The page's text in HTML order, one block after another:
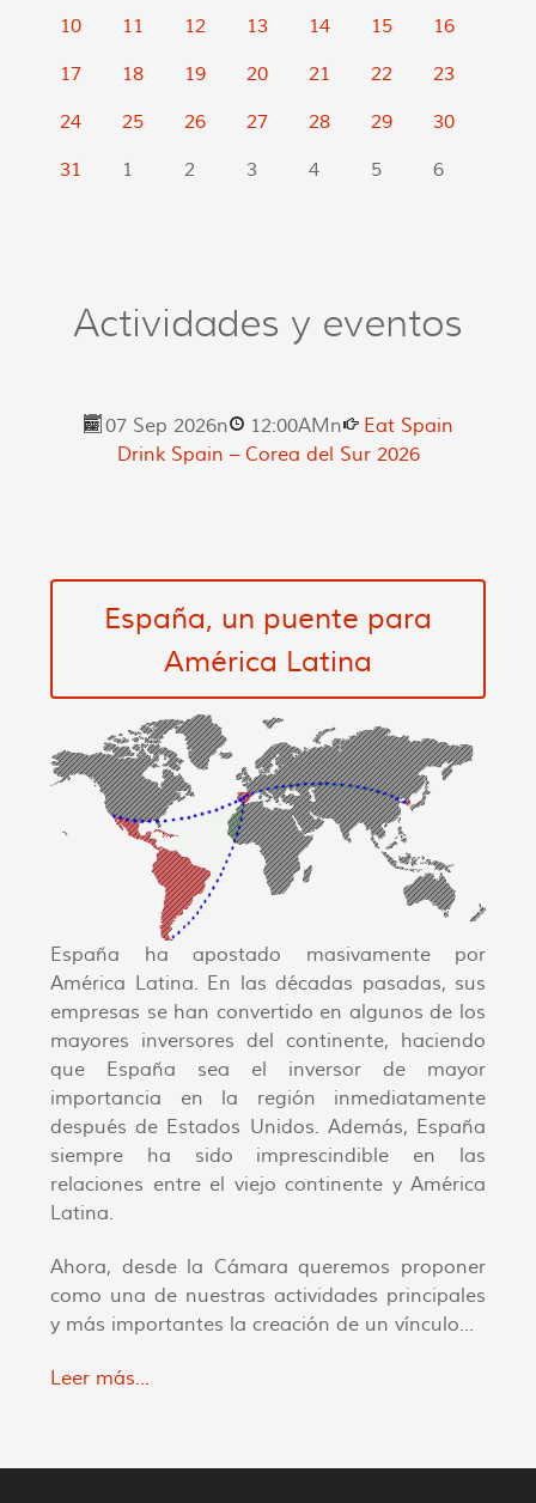
10
11 12 13 14 15
16
17
18 19 20 21 22
23
24
25 26 27 28 29
30
31
1 2 3 4 5 6
Actividades y eventos
07 Sep 2026n 12:00AMn
Eat Spain
Drink Spain – Corea del Sur 2026
España, un puente para
América Latina
España ha apostado masivamente por
América Latina. En las décadas pasadas, sus
empresas se han convertido en algunos de los
mayores inversores del continente, haciendo
que España sea el inversor de mayor
importancia en la región inmediatamente
después de Estados Unidos. Además, España
siempre ha sido imprescindible en las
relaciones entre el viejo continente y América
Latina.
Ahora, desde la Cámara queremos proponer
como una de nuestras actividades principales
y más importantes la creación de un vínculo...
Leer más...